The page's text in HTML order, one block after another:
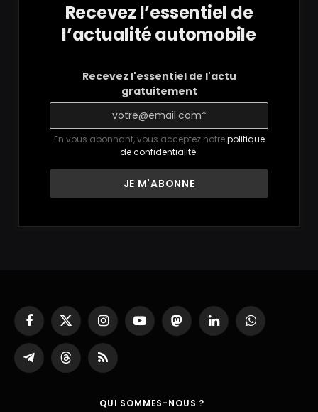
Recevez l’essentiel de
l’actualité automobile
Recevez l'essentiel de l'actu
gratuitement
En vous abonnant, vous acceptez notrepolitique
de confidentialité.
Facebook
X
(Twitter)
InstagramYouTubeMastodonLinkedInWhatsApp
Partager
sur
ThreadsRSS
QUI SOMMES-NOUS ?